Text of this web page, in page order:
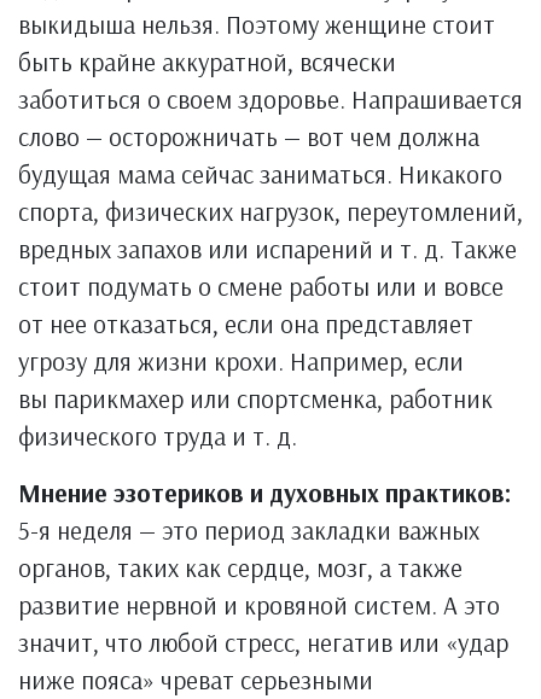
выкидыша нельзя. Поэтому женщине стоит
быть крайне аккуратной, всячески
заботиться о своем здоровье. Напрашивается
слово — осторожничать — вот чем должна
будущая мама сейчас заниматься. Никакого
спорта, физических нагрузок, переутомлений,
вредных запахов или испарений и т. д. Также
стоит подумать о смене работы или и вовсе
от нее отказаться, если она представляет
угрозу для жизни крохи. Например, если
вы парикмахер или спортсменка, работник
физического труда и т. д.
Мнение эзотериков и духовных практиков:
5-я неделя — это период закладки важных
органов, таких как сердце, мозг, а также
развитие нервной и кровяной систем. А это
значит, что любой стресс, негатив или «удар
ниже пояса» чреват серьезными